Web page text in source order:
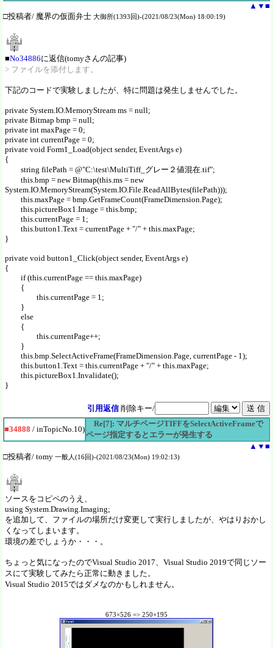
▲ ▼ ■
□投稿者/ 魔界の仮面弁士 大御所(1393回)-(2021/08/23(Mon) 18:00:19)
■No34886に返信(tomyさんの記事)
> ファイルを添付します。
下記のコードで実験しましたが、特に問題は発生しませんでした。
private System.IO.MemoryStream ms = null;
private Bitmap bmp = null;
private int maxPage = 0;
private int currentPage = 0;
private void Form1_Load(object sender, EventArgs e)
{
string filePath = @"C:\test\MultiTiff_グレー２値混在.tif";
this.bmp = new Bitmap(this.ms = new
System.IO.MemoryStream(System.IO.File.ReadAllBytes(filePath)));
this.maxPage = bmp.GetFrameCount(FrameDimension.Page);
this.pictureBox1.Image = this.bmp;
this.currentPage = 1;
this.button1.Text = currentPage + "/" + this.maxPage;
}
private void button1_Click(object sender, EventArgs e)
{
if (this.currentPage == this.maxPage)
{
this.currentPage = 1;
}
else
{
this.currentPage++;
}
this.bmp.SelectActiveFrame(FrameDimension.Page, currentPage - 1);
this.button1.Text = this.currentPage + "/" + this.maxPage;
this.pictureBox1.Invalidate();
}
引用返信 削除キー/
■34888 / inTopicNo.10)
Re[7]: マルチページTIFFをSelectActiveFrameで
ページ指定するとエラーが発生する
▲ ▼ ■
□投稿者/ tomy 一般人(16回)-(2021/08/23(Mon) 19:02:13)
ソースをコピペのうえ、
using System.Drawing.Imaging;
を追加して、ファイルの場所だけ変更して実行しましたが、やはりおかし
くなってしまいます。
環境の差でしょうか・・・。
ちょっと気になったのでVisual Studio 2017、Visual Studio 2019で同じソー
スにて実験してみたら正常に動きました。
Visual Studio 2015ではダメなのかもしれません。
673×526 => 250×195